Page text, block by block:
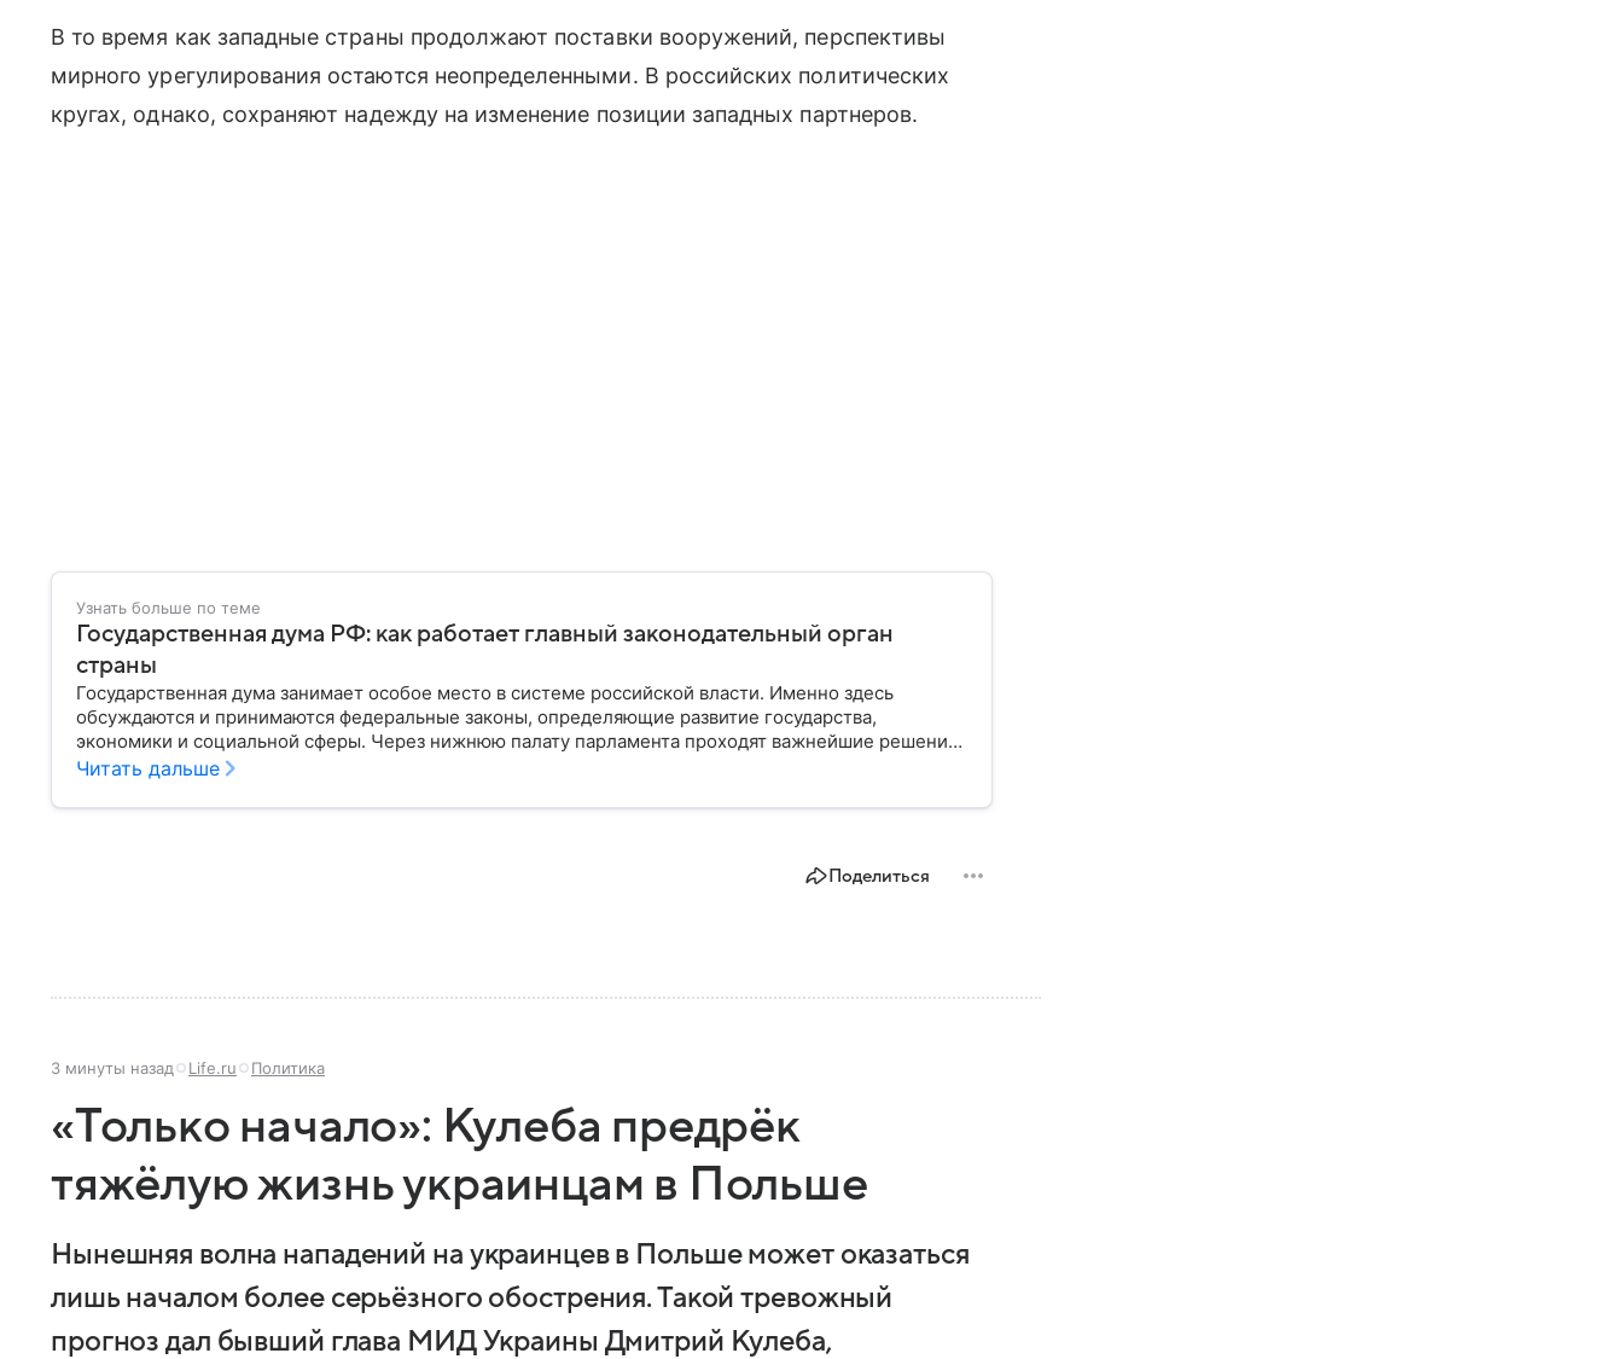
В то время как западные страны продолжают поставки вооружений, перспективы
мирного урегулирования остаются неопределенными. В российских политических
кругах, однако, сохраняют надежду на изменение позиции западных партнеров.
Узнать больше по теме
Государственная дума РФ: как работает главный законодательный орган
страны
Государственная дума занимает особое место в системе российской власти. Именно здесь
обсуждаются и принимаются федеральные законы, определяющие развитие государства,
экономики и социальной сферы. Через нижнюю палату парламента проходят важнейшие решения,
затрагивающие жизнь миллионов граждан. Разбираемся, как устроена Госдума, какие полномочия
Читать дальше
Поделиться
3 минуты назад Life.ru Политика
«Только начало»: Кулеба предрёк
тяжёлую жизнь украинцам в Польше
Нынешняя волна нападений на украинцев в Польше может оказаться
лишь началом более серьёзного обострения. Такой тревожный
прогноз дал бывший глава МИД Украины Дмитрий Кулеба,